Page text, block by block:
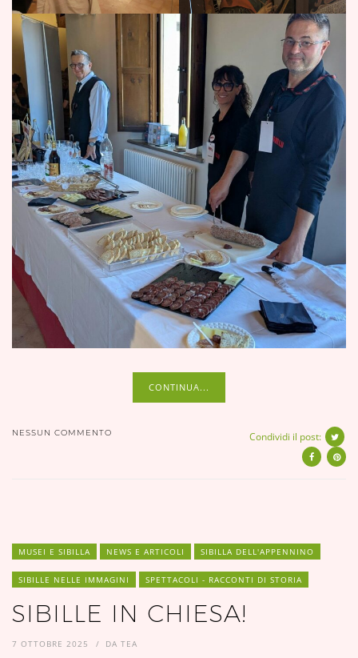
CONTINUA...
NESSUN COMMENTO Condividi il post:
MUSEI E SIBILLA NEWS E ARTICOLI SIBILLA DELL'APPENNINO
SIBILLE NELLE IMMAGINI SPETTACOLI - RACCONTI DI STORIA
SIBILLE IN CHIESA!
7 OTTOBRE 2025 DA TEA